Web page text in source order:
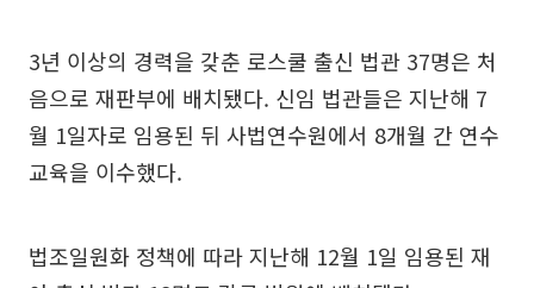
3년 이상의 경력을 갖춘 로스쿨 출신 법관 37명은 처
음으로 재판부에 배치됐다. 신임 법관들은 지난해 7
월 1일자로 임용된 뒤 사법연수원에서 8개월 간 연수
교육을 이수했다.
법조일원화 정책에 따라 지난해 12월 1일 임용된 재